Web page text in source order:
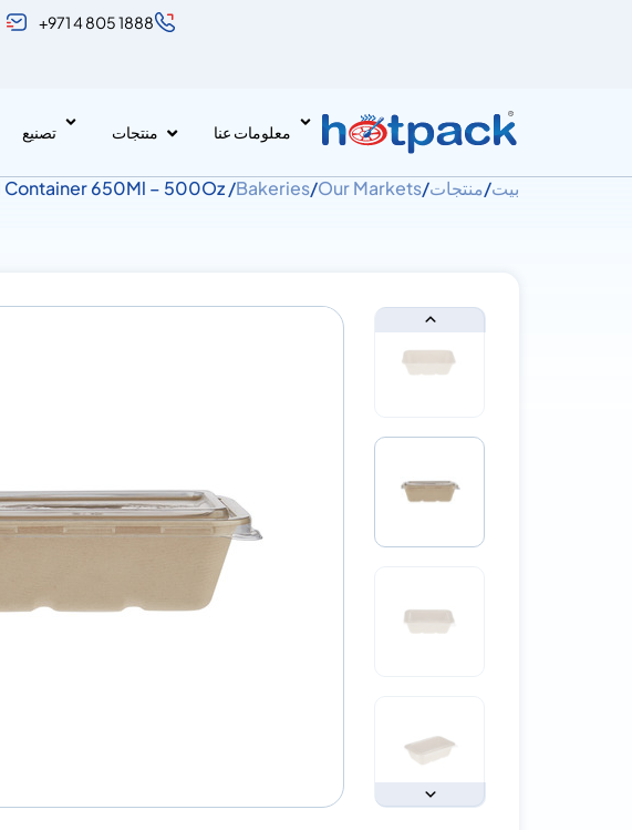
+971 4 805 1888
معلومات عنا منتجات تصنيع
بيت/منتجات/
Our Markets
/
Bakeries
/ Eco Friendly Food Container 650Ml – 500Oz